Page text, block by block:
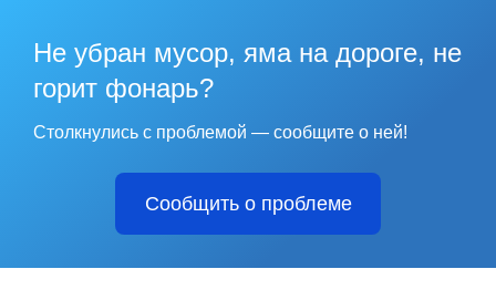
Не убран мусор, яма на дороге, не
горит фонарь?
Столкнулись с проблемой — сообщите о ней!
Сообщить о проблеме